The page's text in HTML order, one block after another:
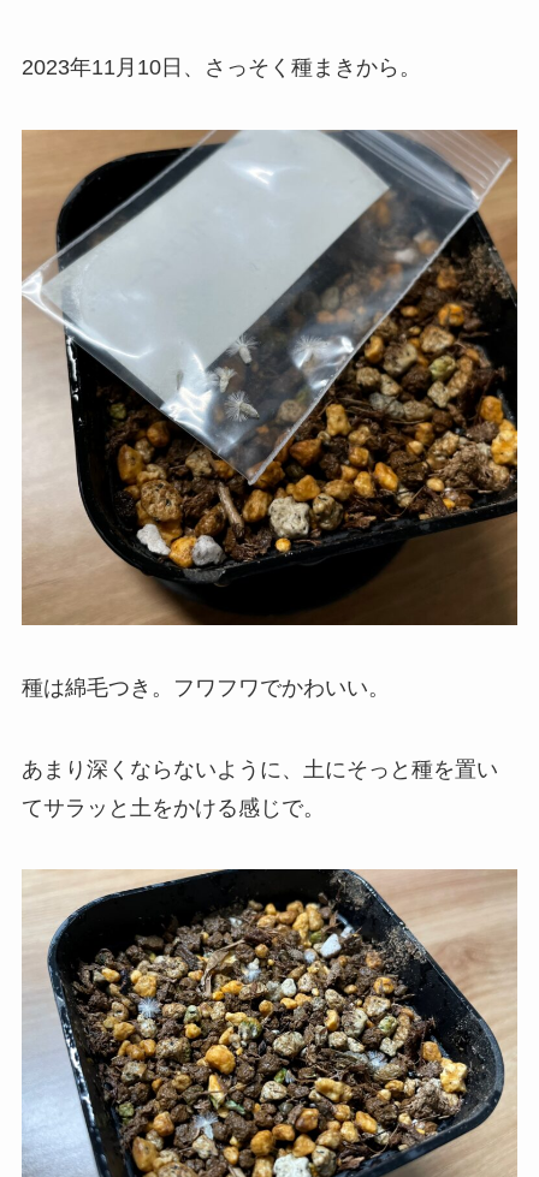
2023年11月10日、さっそく種まきから。
種は綿毛つき。フワフワでかわいい。
あまり深くならないように、土にそっと種を置い
てサラッと土をかける感じで。